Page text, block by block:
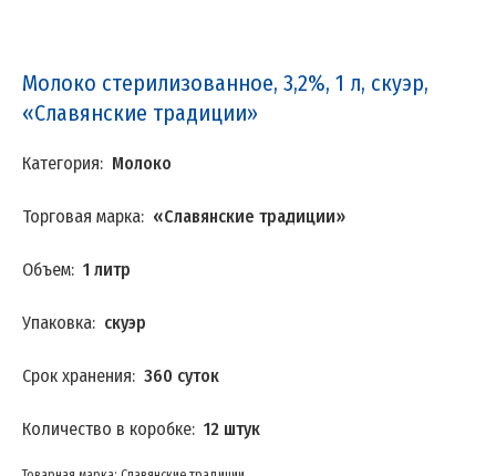
Молоко стерилизованное, 3,2%, 1 л, скуэр,
«Славянские традиции»
Категория: Молоко
Торговая марка: «Славянские традиции»
Объем: 1 литр
Упаковка: скуэр
Срок хранения: 360 суток
Количество в коробке: 12 штук